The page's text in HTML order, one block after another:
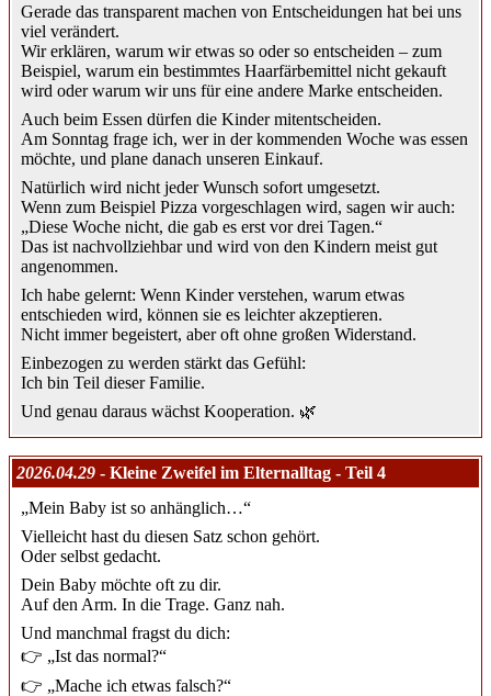
Gerade das transparent machen von Entscheidungen hat bei uns
viel verändert.
Wir erklären, warum wir etwas so oder so entscheiden – zum
Beispiel, warum ein bestimmtes Haarfärbemittel nicht gekauft
wird oder warum wir uns für eine andere Marke entscheiden.
Auch beim Essen dürfen die Kinder mitentscheiden.
Am Sonntag frage ich, wer in der kommenden Woche was essen
möchte, und plane danach unseren Einkauf.
Natürlich wird nicht jeder Wunsch sofort umgesetzt.
Wenn zum Beispiel Pizza vorgeschlagen wird, sagen wir auch:
„Diese Woche nicht, die gab es erst vor drei Tagen.“
Das ist nachvollziehbar und wird von den Kindern meist gut
angenommen.
Ich habe gelernt: Wenn Kinder verstehen, warum etwas
entschieden wird, können sie es leichter akzeptieren.
Nicht immer begeistert, aber oft ohne großen Widerstand.
Einbezogen zu werden stärkt das Gefühl:
Ich bin Teil dieser Familie.
Und genau daraus wächst Kooperation. 🌿
2026.04.29 - Kleine Zweifel im Elternalltag - Teil 4
„Mein Baby ist so anhänglich…“
Vielleicht hast du diesen Satz schon gehört.
Oder selbst gedacht.
Dein Baby möchte oft zu dir.
Auf den Arm. In die Trage. Ganz nah.
Und manchmal fragst du dich:
👉 „Ist das normal?“
👉 „Mache ich etwas falsch?“